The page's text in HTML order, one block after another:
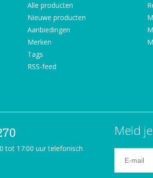
Alle producten
Nieuwe producten
Aanbiedingen
Merken
Tags
RSS-feed
tot 17:00 uur telefonisch
Meld